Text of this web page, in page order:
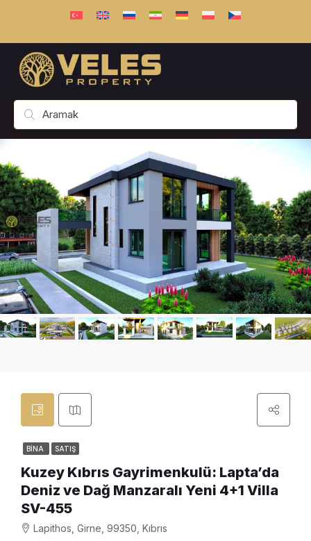
BINA SATIŞ
Kuzey Kıbrıs Gayrimenkulü: Lapta’da
Deniz ve Dağ Manzaralı Yeni 4+1 Villa
SV-455
Lapithos, Girne, 99350, Kıbrıs